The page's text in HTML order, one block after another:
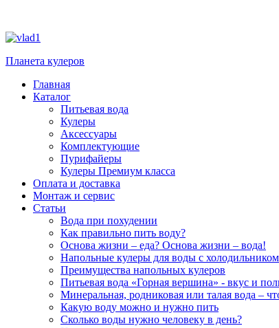
Планета кулеров
Главная
Каталог
Питьевая вода
Кулеры
Аксессуары
Комплектующие
Пурифайеры
Кулеры Премиум класса
Оплата и доставка
Монтаж и сервис
Статьи
Вода при похудении
Как правильно пить воду?
Основа жизни – еда? Основа жизни – вода!
Напольные кулеры для воды с холодильником
Преимущества напольных кулеров
Питьевая вода «Горная вершина» - вкус и
Минеральная, родниковая или талая вода –
Какую воду можно и нужно пить
Сколько воды нужно человеку в день?